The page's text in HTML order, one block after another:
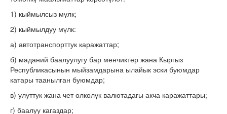
1) кыймылсыз мүлк;
2) кыймылдуу мүлк:
а) автотранспорттук каражаттар;
б) маданий баалуулугу бар менчиктер жана Кыргыз
Республикасынын мыйзамдарына ылайык эски буюмдар
катары таанылган буюмдар;
в) улуттук жана чет өлкөлүк валютадагы акча каражаттары;
г) баалуу кагаздар;